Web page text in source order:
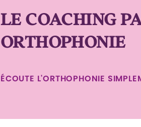
LE COACHING
ORTHOPHONIE
ÉCOUTE L'ORTHOPHONIE